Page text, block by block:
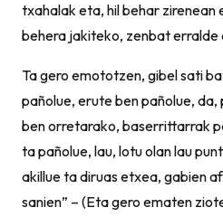
txahalak eta, hil behar zirenean
behera jakiteko, zenbat erralde
Ta gero emototzen, gibel sati
pañolue, erute ben pañolue,
ben orretarako, baserrittarrak
ta pañolue, lau, lotu olan lau
akillue ta diruas etxea, gabien
sanien” – (Eta gero ematen